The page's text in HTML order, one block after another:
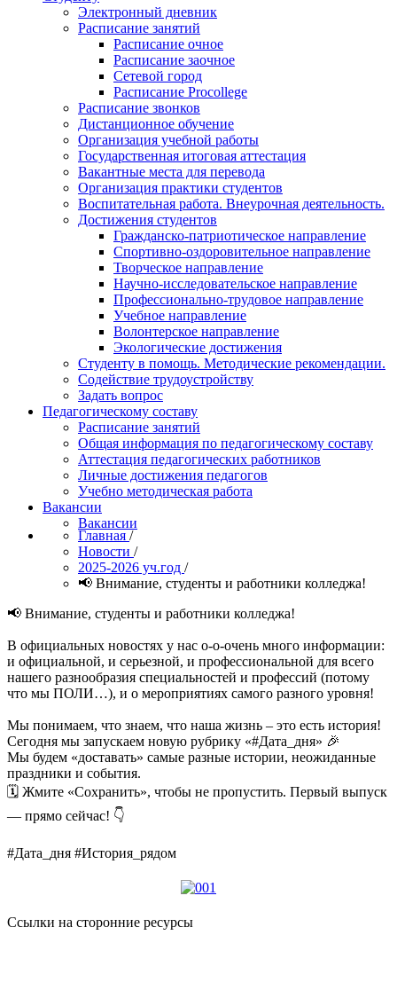
Электронный дневник
Расписание занятий
Расписание очное
Расписание заочное
Сетевой город
Расписание Procollege
Расписание звонков
Дистанционное обучение
Организация учебной работы
Государственная итоговая аттестация
Вакантные места для перевода
Организация практики студентов
Воспитательная работа. Внеурочная деятельность.
Достижения студентов
Гражданско-патриотическое направление
Спортивно-оздоровительное направление
Творческое направление
Научно-исследовательское направление
Профессионально-трудовое направление
Учебное направление
Волонтерское направление
Экологические достижения
Студенту в помощь. Методические рекомендации.
Содействие трудоустройству
Задать вопрос
Педагогическому составу
Расписание занятий
Общая информация по педагогическому составу
Аттестация педагогических работников
Личные достижения педагогов
Учебно методическая работа
Вакансии
Вакансии
Главная /
Новости /
2025-2026 уч.год /
📢 Внимание, студенты и работники колледжа!
📢 Внимание, студенты и работники колледжа!
В официальных новостях у нас о-о-очень много информации:
и официальной, и серьезной, и профессиональной для всего
нашего разнообразия специальностей и профессий (потому
что мы ПОЛИ…), и о мероприятиях самого разного уровня!
Мы понимаем, что знаем, что наша жизнь – это есть история!
Сегодня мы запускаем новую рубрику «#Дата_дня» 🎉
Мы будем «доставать» самые разные истории, неожиданные
праздники и события.
🗓 Жмите «Сохранить», чтобы не пропустить. Первый выпуск
— прямо сейчас! 👇
#Дата_дня #История_рядом
Ссылки на сторонние ресурсы